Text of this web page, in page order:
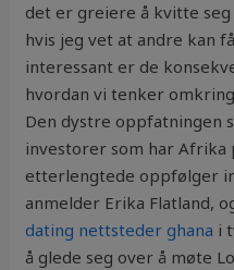
det er greiere å kvitte
hvis jeg vet at andre kan
interessant er de
hvordan vi tenker
Den dystre oppfatningen
investorer som har Afrika
etterlengtede oppfølger
anmelder Erika Flatland,
dating nettsteder ghana i
å glede seg over å møte